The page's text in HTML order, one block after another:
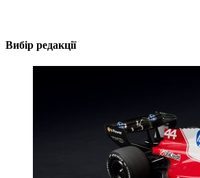
Вибір редакції